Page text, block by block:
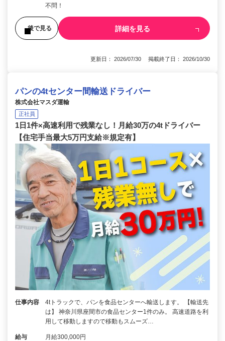
不問！
後で見る 詳細を見る
更新日： 2026/07/30 掲載終了日： 2026/10/30
パンの4tセンター間輸送ドライバー
株式会社マスダ運輸
正社員
1日1件×高速利用で残業なし！月給30万の4tドライバー
【住宅手当最大5万円支給※規定有】
仕事内容
4tトラックで、パンを食品センターへ輸送します。 【輸送先
は】 神奈川県座間市の食品センター1件のみ。 高速道路を利
用して移動しますので移動もスムーズ…
給与 月給300,000円